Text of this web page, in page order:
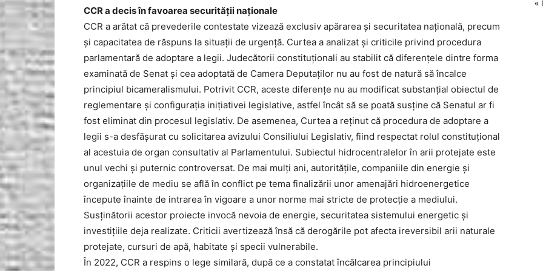
CCR a decis în favoarea securității naționale
CCR a arătat că prevederile contestate vizează exclusiv apărarea și securitatea națională, precum
și capacitatea de răspuns la situații de urgență. Curtea a analizat și criticile privind procedura
parlamentară de adoptare a legii. Judecătorii constituționali au stabilit că diferențele dintre forma
examinată de Senat și cea adoptată de Camera Deputaților nu au fost de natură să încalce
principiul bicameralismului. Potrivit CCR, aceste diferențe nu au modificat substanțial obiectul de
reglementare și configurația inițiativei legislative, astfel încât să se poată susține că Senatul ar fi
fost eliminat din procesul legislativ. De asemenea, Curtea a reținut că procedura de adoptare a
legii s-a desfășurat cu solicitarea avizului Consiliului Legislativ, fiind respectat rolul constituțional
al acestuia de organ consultativ al Parlamentului. Subiectul hidrocentralelor în arii protejate este
unul vechi și puternic controversat. De mai mulți ani, autoritățile, companiile din energie și
organizațiile de mediu se află în conflict pe tema finalizării unor amenajări hidroenergetice
începute înainte de intrarea în vigoare a unor norme mai stricte de protecție a mediului.
Susținătorii acestor proiecte invocă nevoia de energie, securitatea sistemului energetic și
investițiile deja realizate. Criticii avertizează însă că derogările pot afecta ireversibil arii naturale
protejate, cursuri de apă, habitate și specii vulnerabile.
În 2022, CCR a respins o lege similară, după ce a constatat încălcarea principiului
«